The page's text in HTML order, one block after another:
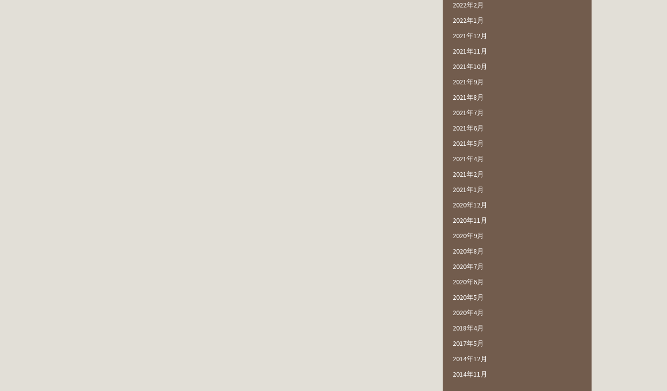
2022年2月
2022年1月
2021年12月
2021年11月
2021年10月
2021年9月
2021年8月
2021年7月
2021年6月
2021年5月
2021年4月
2021年2月
2021年1月
2020年12月
2020年11月
2020年9月
2020年8月
2020年7月
2020年6月
2020年5月
2020年4月
2018年4月
2017年5月
2014年12月
2014年11月